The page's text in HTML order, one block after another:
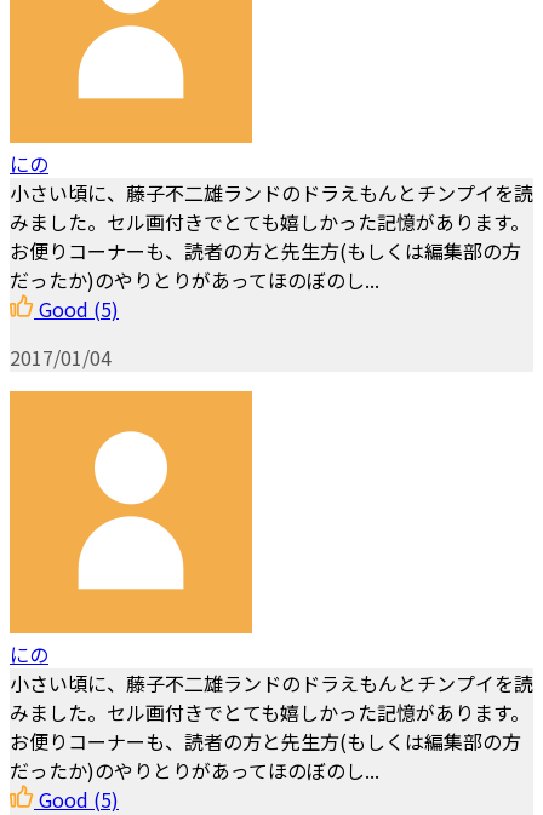
にの
小さい頃に、藤子不二雄ランドのドラえもんとチンプイを読
みました。セル画付きでとても嬉しかった記憶があります。
お便りコーナーも、読者の方と先生方(もしくは編集部の方
だったか)のやりとりがあってほのぼのし...
Good (5)
2017/01/04
にの
小さい頃に、藤子不二雄ランドのドラえもんとチンプイを読
みました。セル画付きでとても嬉しかった記憶があります。
お便りコーナーも、読者の方と先生方(もしくは編集部の方
だったか)のやりとりがあってほのぼのし...
Good (5)